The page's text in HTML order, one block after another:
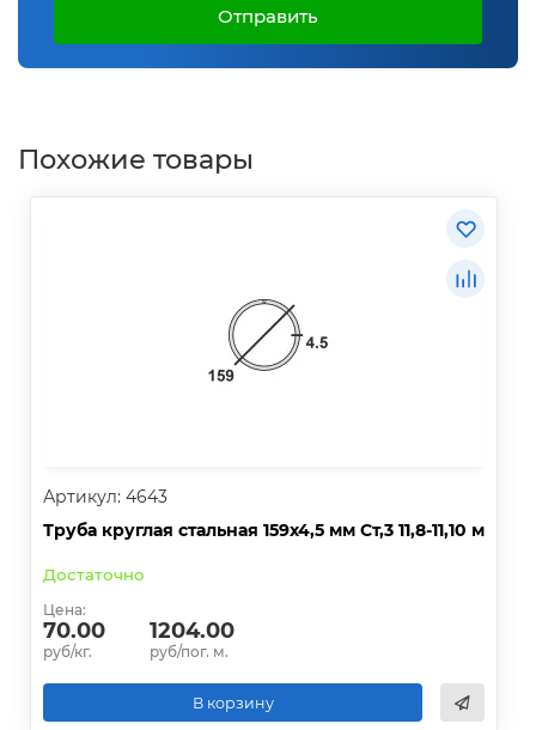
Отправить
Похожие товары
Артикул: 4643
Труба круглая стальная 159х4,5 мм Ст,3 11,8-11,10 м
Достаточно
Цена:
70.00
руб/кг.
1204.00
руб/пог. м.
В корзину